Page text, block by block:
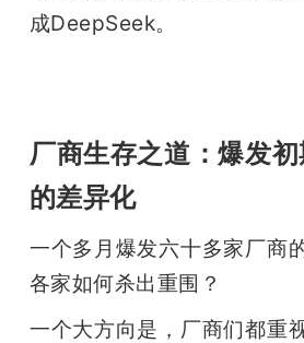
成DeepSeek。
厂商生存之道：爆发
的差异化
一个多月爆发六十多家厂商
各家如何杀出重围？
一个大方向是，厂商们都重